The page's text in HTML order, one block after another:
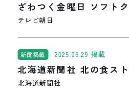
ざわつく金曜日 ソフト
テレビ朝日
新聞掲載 2025.06.29 掲載
北海道新聞社 北の食ス
北海道新聞社